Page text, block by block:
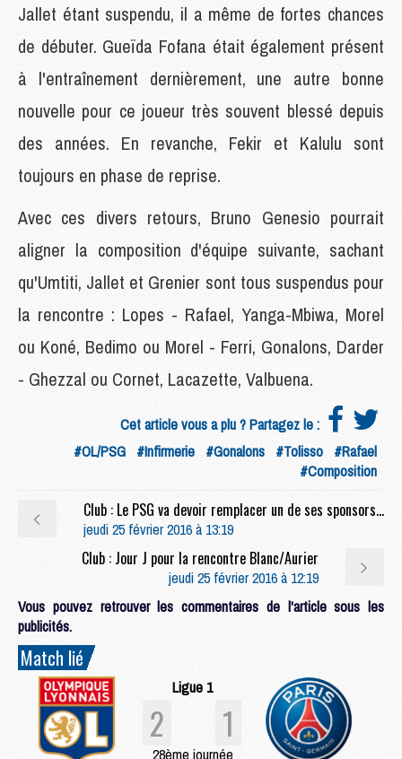
Jallet étant suspendu, il a même de fortes chances
de débuter. Gueïda Fofana était également présent
à l'entraînement dernièrement, une autre bonne
nouvelle pour ce joueur très souvent blessé depuis
des années. En revanche, Fekir et Kalulu sont
toujours en phase de reprise.
Avec ces divers retours, Bruno Genesio pourrait
aligner la composition d'équipe suivante, sachant
qu'Umtiti, Jallet et Grenier sont tous suspendus pour
la rencontre : Lopes - Rafael, Yanga-Mbiwa, Morel
ou Koné, Bedimo ou Morel - Ferri, Gonalons, Darder
- Ghezzal ou Cornet, Lacazette, Valbuena.
Cet article vous a plu ? Partagez le :
#OL/PSG #Infirmerie #Gonalons #Tolisso #Rafael
#Composition
Club : Le PSG va devoir remplacer un de ses sponsors qui ne prolongera pas
jeudi 25 février 2016 à 13:19
Club : Jour J pour la rencontre Blanc/Aurier
jeudi 25 février 2016 à 12:19
Vous pouvez retrouver les commentaires de l'article sous les
publicités.
Match lié
Ligue 1
2 1
28ème journée